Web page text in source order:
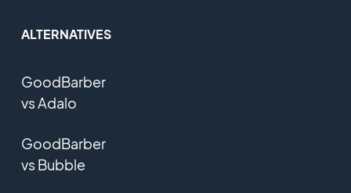
ALTERNATIVES
GoodBarber
vs Adalo
GoodBarber
vs Bubble